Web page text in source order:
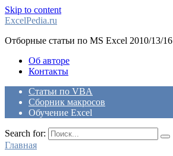
Skip to content
ExcelPedia.ru
Отборные статьи по MS Excel 2010/13/16
Об авторе
Контакты
Статьи по VBA
Сборник макросов
Обучение Excel
Search for:
Главная